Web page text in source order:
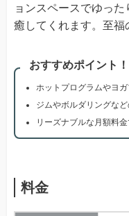
ョンスペースでゆっ
癒してくれます。至福
おすすめポイント！
ホットプログラムやヨ
ジムやボルダリングな
リーズナブルな月額料
料金